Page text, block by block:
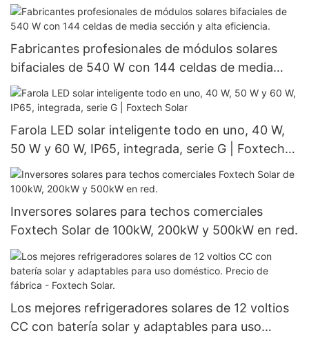
Fabricantes profesionales de módulos solares
bifaciales de 540 W con 144 celdas de media
sección y alta eficiencia.
Farola LED solar inteligente todo en uno, 40 W,
50 W y 60 W, IP65, integrada, serie G | Foxtech
Solar
Inversores solares para techos comerciales
Foxtech Solar de 100kW, 200kW y 500kW en red.
Los mejores refrigeradores solares de 12 voltios
CC con batería solar y adaptables para uso